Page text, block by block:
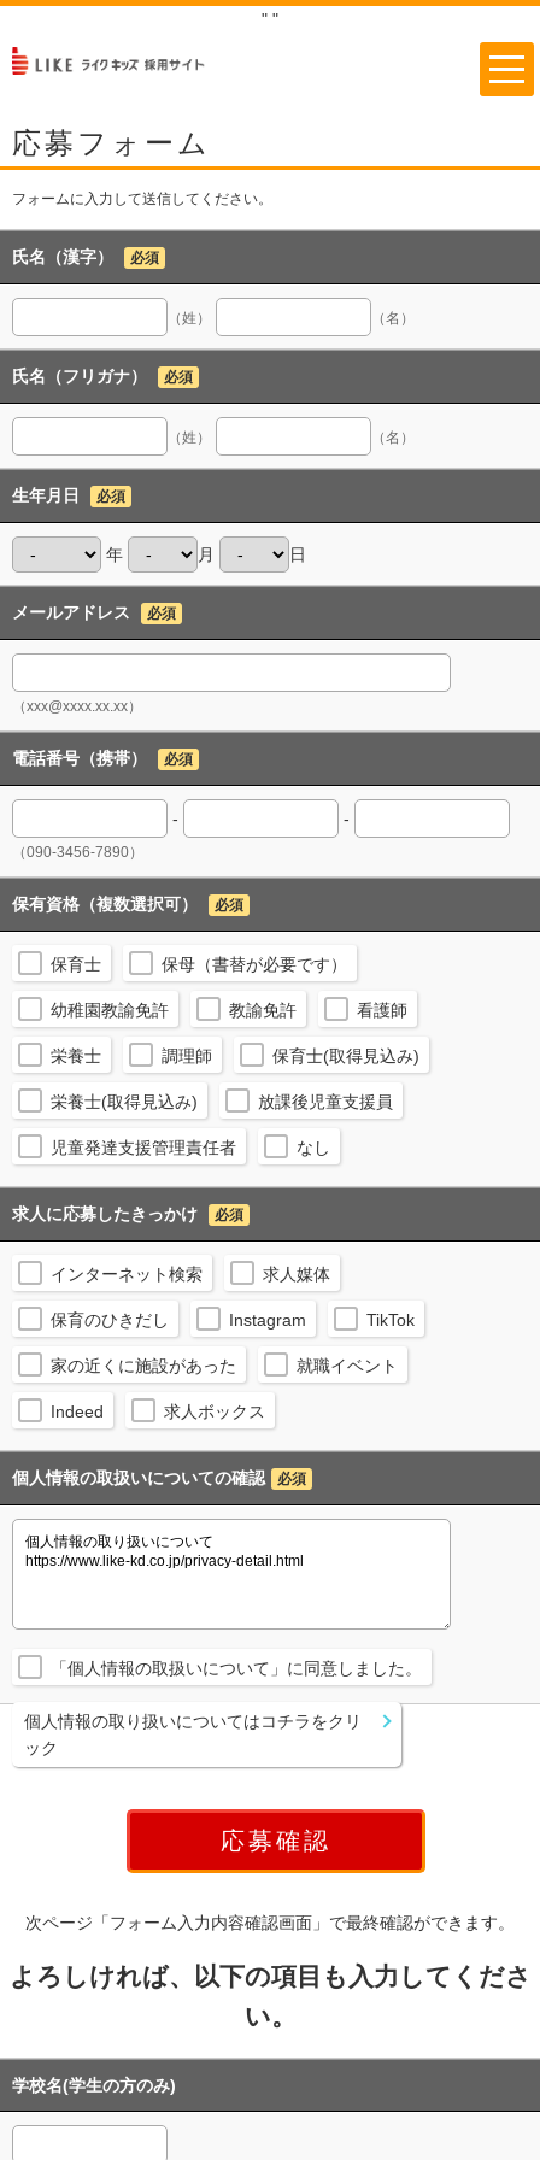
" "
応募フォーム
フォームに入力して送信してください。
氏名（漢字） 必須
（姓） （名）
氏名（フリガナ） 必須
（姓） （名）
生年月日 必須
年 月 日
メールアドレス 必須
（xxx@xxxx.xx.xx）
電話番号（携帯） 必須
- -
（090-3456-7890）
保有資格（複数選択可） 必須
保育士 保母（書替が必要です）
幼稚園教諭免許 教諭免許 看護師
栄養士 調理師 保育士(取得見込み)
栄養士(取得見込み) 放課後児童支援員
児童発達支援管理責任者 なし
求人に応募したきっかけ 必須
インターネット検索 求人媒体
保育のひきだし Instagram TikTok
家の近くに施設があった 就職イベント
Indeed 求人ボックス
個人情報の取扱いについての確認 必須
「個人情報の取扱いについて」に同意しました。
個人情報の取り扱いについてはコチラをクリ
ック
次ページ「フォーム入力内容確認画面」で最終確認ができます。
よろしければ、以下の項目も入力してくださ
い。
学校名(学生の方のみ)